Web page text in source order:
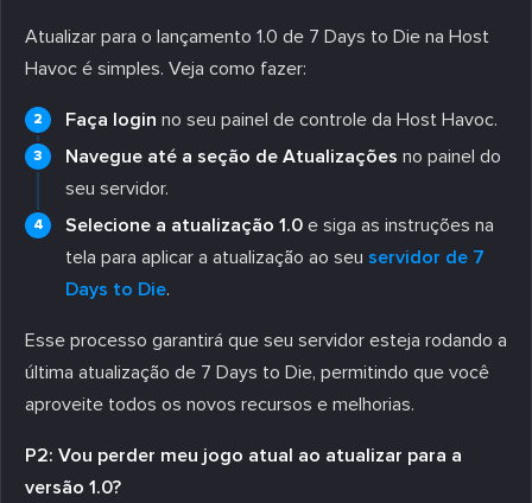
Atualizar para o lançamento 1.0 de 7 Days to Die na Host
Havoc é simples. Veja como fazer:
Faça login no seu painel de controle da Host Havoc.
Navegue até a seção de Atualizações no painel do
seu servidor.
Selecione a atualização 1.0 e siga as instruções na
tela para aplicar a atualização ao seu servidor de 7
Days to Die.
Esse processo garantirá que seu servidor esteja rodando a
última atualização de 7 Days to Die, permitindo que você
aproveite todos os novos recursos e melhorias.
P2: Vou perder meu jogo atual ao atualizar para a
versão 1.0?